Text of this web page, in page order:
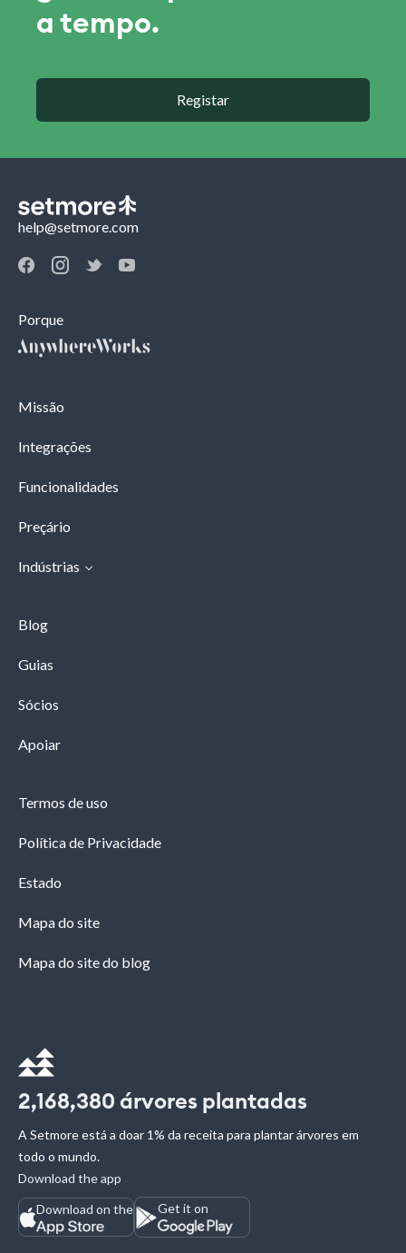
a tempo.
Registar
help@setmore.com
Porque
Missão
Integrações
Funcionalidades
Preçário
Indústrias
Blog
Guias
Sócios
Apoiar
Termos de uso
Política de Privacidade
Estado
Mapa do site
Mapa do site do blog
2,168,380 árvores plantadas
A Setmore está a doar 1% da receita para plantar árvores em
todo o mundo.
Download the app
Download on the
Get it on